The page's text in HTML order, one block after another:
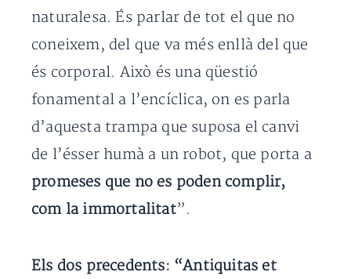
naturalesa. És parlar de tot el que no
coneixem, del que va més enllà del que
és corporal. Això és una qüestió
fonamental a l’encíclica, on es parla
d’aquesta trampa que suposa el canvi
de l’ésser humà a un robot, que porta a
promeses que no es poden complir,
com la immortalitat”.
Els dos precedents: “Antiquitas et